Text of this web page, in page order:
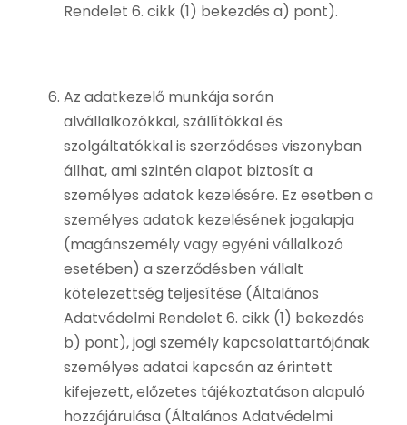
Rendelet 6. cikk (1) bekezdés a) pont).
Az adatkezelő munkája során
alvállalkozókkal, szállítókkal és
szolgáltatókkal is szerződéses viszonyban
állhat, ami szintén alapot biztosít a
személyes adatok kezelésére. Ez esetben a
személyes adatok kezelésének jogalapja
(magánszemély vagy egyéni vállalkozó
esetében) a szerződésben vállalt
kötelezettség teljesítése (Általános
Adatvédelmi Rendelet 6. cikk (1) bekezdés
b) pont), jogi személy kapcsolattartójának
személyes adatai kapcsán az érintett
kifejezett, előzetes tájékoztatáson alapuló
hozzájárulása (Általános Adatvédelmi